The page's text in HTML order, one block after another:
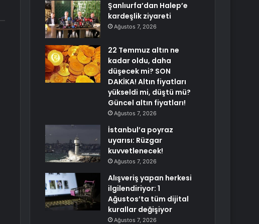
Şanlıurfa’dan Halep’e
kardeşlik ziyareti
Ağustos 7, 2026
22 Temmuz altın ne
kadar oldu, daha
düşecek mi? SON
DAKİKA! Altın fiyatları
yükseldi mi, düştü mü?
Güncel altın fiyatları!
Ağustos 7, 2026
İstanbul’a poyraz
uyarısı: Rüzgar
kuvvetlenecek!
Ağustos 7, 2026
Alışveriş yapan herkesi
ilgilendiriyor: 1
Ağustos’ta tüm dijital
kurallar değişiyor
Ağustos 7, 2026